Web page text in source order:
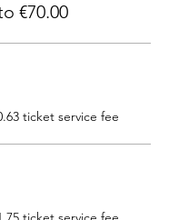
€70.00
ticket service fee